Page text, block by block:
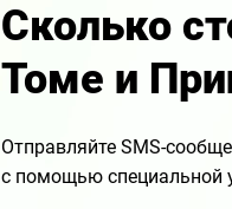
Сколько
Томе и
Отправляйте SMS-
с помощью специальной